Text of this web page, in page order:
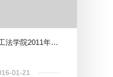
喜讯：北理工法学院2011年国家司法考试再创佳绩
01-21